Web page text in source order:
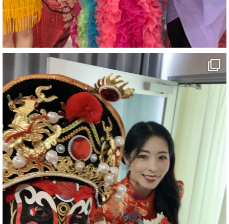
1 11 X
マジシャン派遣 パッションプリンセス【公式】
@comedy_illusion 23h
お疲れ様です
ブログ更新しました
「マジシャン和歌山旅 和歌山ラーメン和ん」
#企業公式がお疲れ様を言い合う
#旅行好きな人と繋がりたい
#一人旅
#女性マジシャン
#出張マジック
#マジシャン派遣
#イリュージョン